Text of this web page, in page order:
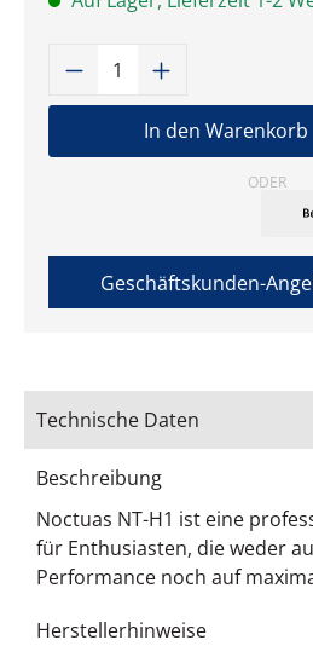
Produkt Anzahl:
In den Warenkorb
ODER
Geschäftskunden-
Technische Daten
Beschreibung
Noctuas NT-H1 ist eine
für Enthusiasten, die weder
Performance noch auf
Herstellerhinweise